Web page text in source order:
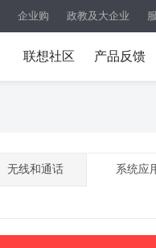
企业购 政教及大企业
联想社区 产品反馈
无线和通话 系统应